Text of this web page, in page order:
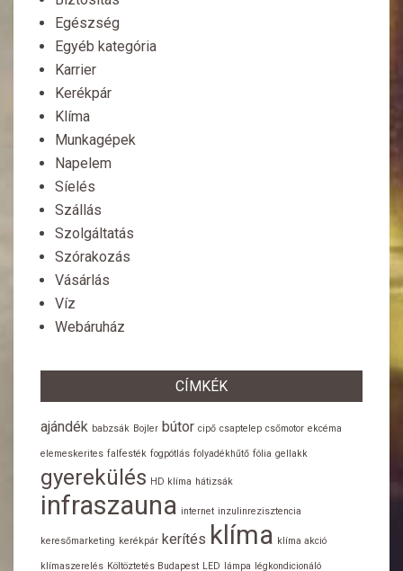
Egészség
Egyéb kategória
Karrier
Kerékpár
Klíma
Munkagépek
Napelem
Síelés
Szállás
Szolgáltatás
Szórakozás
Vásárlás
Víz
Webáruház
CÍMKÉK
ajándék babzsák Bojler bútor cipő csaptelep csőmotor ekcéma
elemeskerites falfesték fogpótlás folyadékhűtő fólia gellakk
gyerekülés HD klíma hátizsák
infraszauna internet inzulinrezisztencia
keresőmarketing kerékpár kerítés klíma klíma akció
klímaszerelés Költöztetés Budapest LED lámpa légkondicionáló